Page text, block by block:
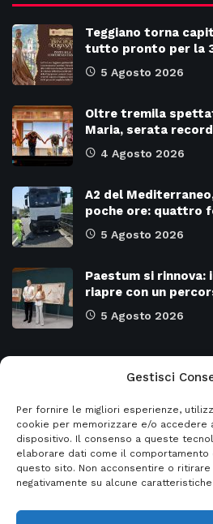
Gestisci
Per fornire le migliori esperienze,
cookie per memorizzare e/o accedere
dispositivo. Il consenso a queste
elaborare dati come il comportamento
questo sito. Non acconsentire o
negativamente su alcune
Teggiano torna
tutto pronto per la
5 Agosto 2026
Oltre tremila
Maria, serata
4 Agosto 2026
A2 del
poche ore: quattro
5 Agosto 2026
Paestum si rinnova:
riapre con un
5 Agosto 2026
Attualità 8958
Cronaca 6464
Primo piano 5946